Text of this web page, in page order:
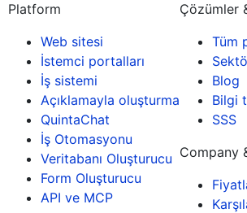
Platform
Web sitesi
İstemci portalları
İş sistemi
Açıklamayla oluşturma
QuintaChat
İş Otomasyonu
Veritabanı Oluşturucu
Form Oluşturucu
API ve MCP
Çözümler
Tüm
Blog
Bilgi
SSS
Company